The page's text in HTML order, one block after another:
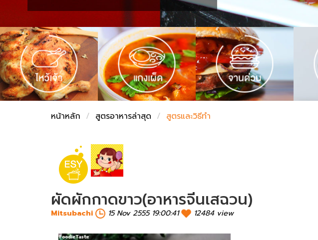
ชั่งตวงเนย
หน้าหลัก สูตรอาหารล่าสุด สูตรและวิธีทำ
ผัดผักกาดขาว(อาหารจีนเสฉวน)
Mitsubachi 15 Nov 2555 19:00:41 12484 view